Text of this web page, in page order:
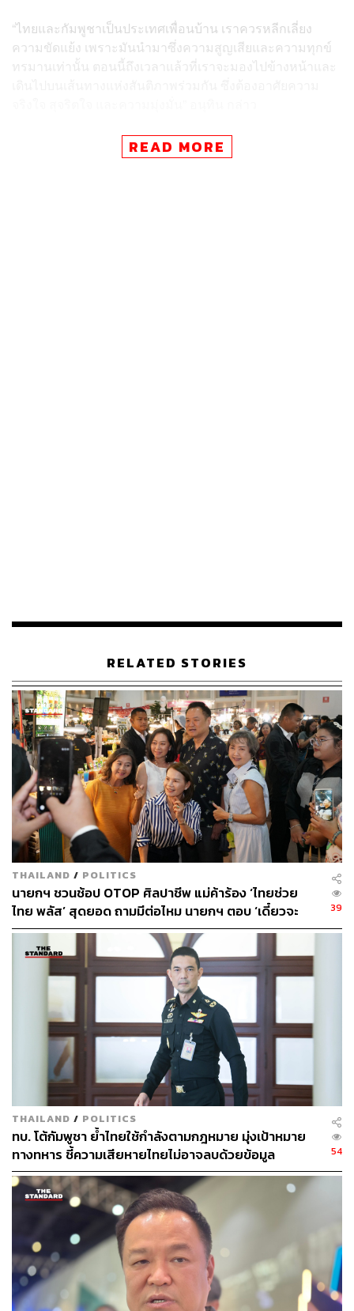
“ไทยและกัมพูชาเป็นประเทศเพื่อนบ้าน เราควรหลีกเลี่ยง
ความขัดแย้ง เพราะมันนำมาซึ่งความสูญเสียและความทุกข์
ทรมานเท่านั้น ตอนนี้ถึงเวลาแล้วที่เราจะมองไปข้างหน้าและ
โดยผู้นำไทยและกัมพูชา ยังเห็นพ้องที่จะมอบหมายให้
รัฐมนตรีต่างประเทศทำงานร่วมกันอย่างใกล้ชิดเพื่อกำหนด
และส่งเสริมความเข้าใจซึ่งกันและกัน โดยได้ขอให้รัฐมนตรี
ต่างประเทศของทั้งสองฝ่ายหารือในรายละเอียดต่อไป
ทั้งนี้ ผู้นำกัมพูชากล่าวย้ำว่าเขตแดนไม่สามารถเปลี่ยนแปลง
ได้ด้วยกำลัง และเรียกร้องให้มีการดำเนินการตาม
แถลงการณ์ร่วมเมื่อวันที่ 27 ธันวาคม 2025 อย่างเต็มรูปแบบ
และในทันที โดยเฉพาะการให้ JBC กลับมาเริ่มงานสำรวจ
และปักปันเขตแดนโดยเร็ว
เขายังกล่าวถึงการหารือในประเด็นพื้นที่ทับซ้อนทางทะเล
โดยสนับสนุนการแก้ปัญหาอย่างสันติและเป็นธรรม และ
ยืนยันว่ากัมพูชายังคงยึดมั่นในการระงับข้อพิพาทโดยสันติ
ตามกฎหมายระหว่างประเทศและข้อตกลงที่มีอยู่
ด้านประธานาธิบดีมาร์กอสกล่าวว่า ในการประชุมครั้งนี้ฝ่าย
ไทยและกัมพูชาต่างยืนยันถึงความสำคัญของการรักษาการ
สื่อสารที่เปิดกว้าง การใช้ความอดกลั้น หลีกเลี่ยงการกระทำ
ที่อาจยกระดับความตึงเครียด และความพยายามสานต่อการ
เจรจาอย่างสันติ
ผู้นำฟิลิปปินส์ ยังย้ำถึงความมุ่งมั่นในการทำหน้าที่เป็นผู้
ประสานงาน AOT และยืนยันความพร้อมที่จะสานต่อการ
อำนวยความสะดวกเพื่อให้ทั้งสองประเทศสามารถเจรจาและ
ร่วมมือกันได้อย่างยั่งยืน ขณะที่แสดงความยินดีต่อการขยาย
วาระของ AOT ออกไปอีก 3 เดือนจนถึงเดือนกรกฎาคมของปี
นี้
TAGS: Hun Manet
Cambodia
อนุทิน ชาญวีรกูล
บริษัท ท่าอากาศยานไทย จำกัด (มหาชน) (AOT)
READ MORE
RELATED STORIES
THAILAND / POLITICS
นายกฯ ชวนช้อป OTOP ศิลปาชีพ แม่ค้าร้อง ‘ไทยช่วย
ไทย พลัส’ สุดยอด ถามมีต่อไหม นายกฯ ตอบ ‘เดี๋ยวจะ
พยายาม’
39
THAILAND / POLITICS
ทบ. โต้กัมพูชา ย้ำไทยใช้กำลังตามกฎหมาย มุ่งเป้าหมาย
ทางทหาร ชี้ความเสียหายไทยไม่อาจลบด้วยข้อมูล
บิดเบือน
54